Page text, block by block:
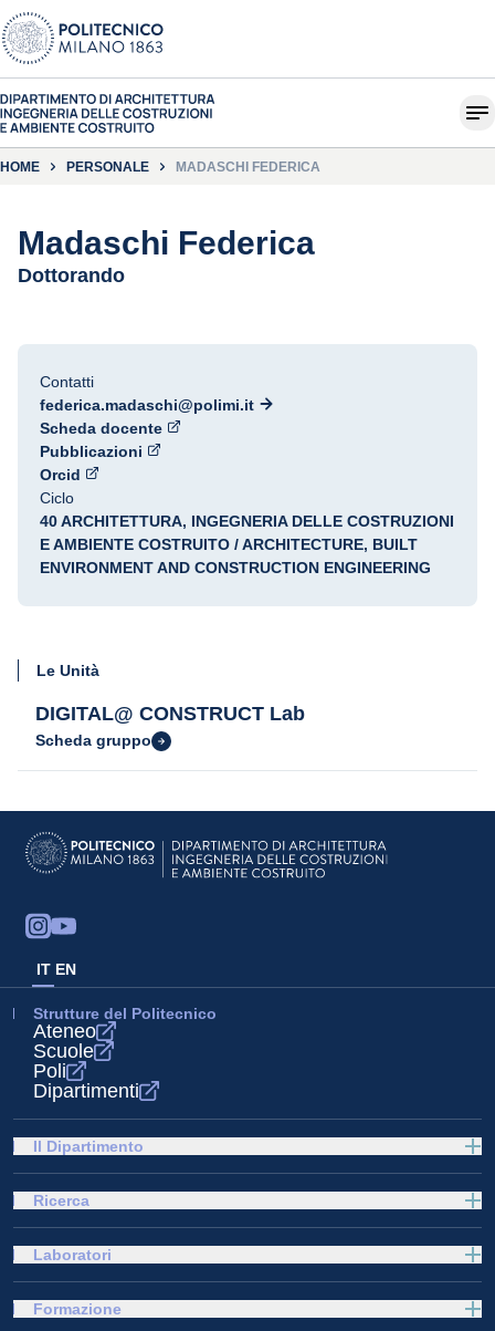
HOME PERSONALE MADASCHI FEDERICA
Madaschi Federica
Dottorando
Contatti
federica.madaschi@polimi.it
Scheda docente
Pubblicazioni
Orcid
Ciclo
40 ARCHITETTURA, INGEGNERIA DELLE COSTRUZIONI
E AMBIENTE COSTRUITO / ARCHITECTURE, BUILT
ENVIRONMENT AND CONSTRUCTION ENGINEERING
Le Unità
DIGITAL@ CONSTRUCT Lab
Scheda gruppo
IT EN
Strutture del Politecnico
Ateneo
Scuole
Poli
Dipartimenti
Il Dipartimento
Ricerca
Laboratori
Formazione